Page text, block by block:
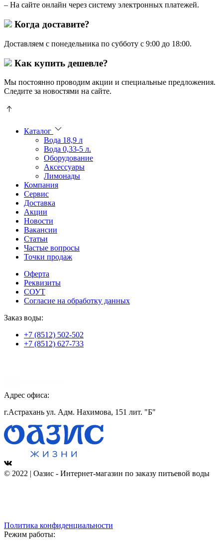
– На сайте онлайн через систему электронных платежей.
Когда доставите?
Доставляем с понедельника по субботу с 9:00 до 18:00.
Как купить дешевле?
Мы постоянно проводим акции и специальные предложения.
Следите за новостями на сайте.
Пользователи
mellstroy
офіційний
сайты.
В
казино
встретить
казино
среди
обсуждаемых
тем.
Каталог
Вода 18,9 л
Вода 0,33-5 л.
Оборудование
Аксессуары
Лимонады
Компания
Сервис
Доставка
Акции
Новости
Вакансии
Статьи
Частые вопросы
Точки продаж
Оферта
Реквизиты
СОУТ
Согласие на обработку данных
Заказ воды:
+7 (8512) 502-502
+7 (8512) 627-733
Адрес офиса:
г.Астрахань ул. Адм. Нахимова, 151 лит. "Б"
© 2022 | Оазис - Интернет-магазин по заказу питьевой воды
Политика конфиденциальности
Режим работы: